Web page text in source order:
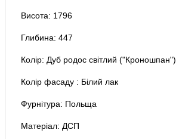
Висота: 1796
Глибина: 447
Колір: Дуб родос світлий ("Кроношпан")
Колір фасаду : Білий лак
Фурнітура: Польща
Матеріал: ДСП